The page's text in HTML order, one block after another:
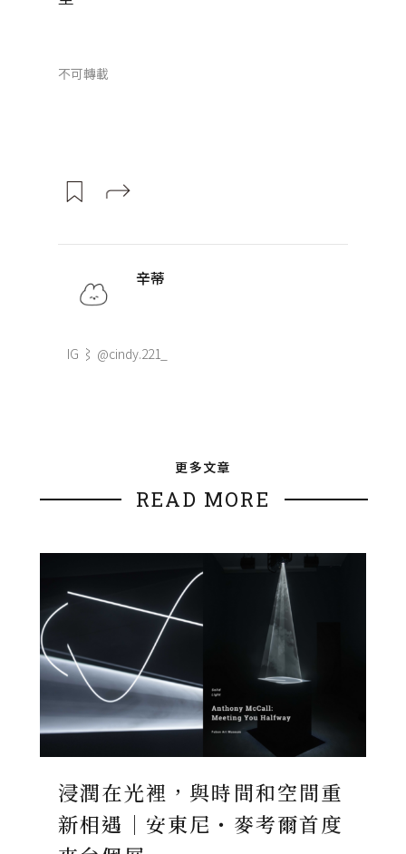
不可轉載
辛蒂
IG ⌇ @cindy.221_
更多文章
READ MORE
浸潤在光裡，與時間和空間重
新相遇｜安東尼・麥考爾首度